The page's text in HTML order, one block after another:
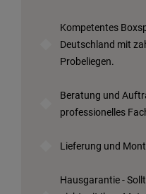
Kompetentes
Deutschland mit
Probeliegen.
Beratung und
professionelles
Lieferung und
Hausgarantie -